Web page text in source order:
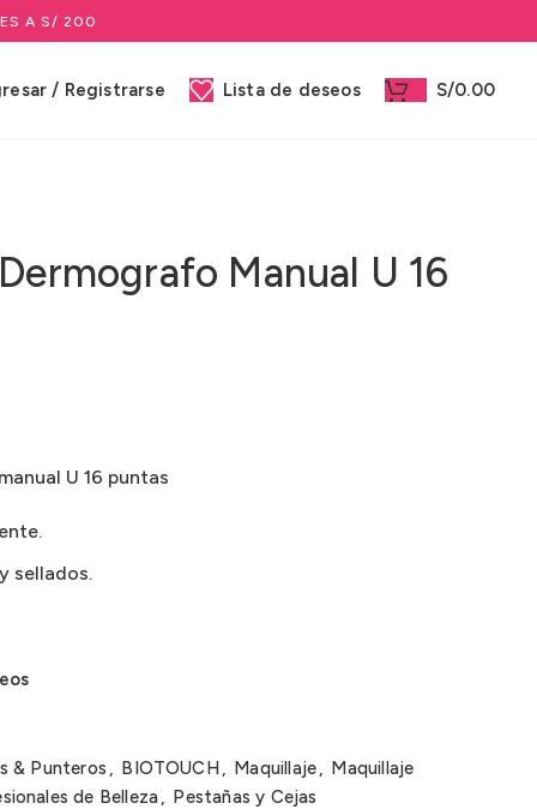
A S/ 200
/ Registrarse Lista de deseos S/0.00
Manual U 16
U 16 puntas
sellados.
& Punteros , BIOTOUCH, Maquillaje, Maquillaje
de Belleza, Pestañas y Cejas